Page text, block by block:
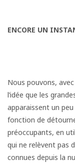
ENCORE UN
Nous pouvons,
l’idée que les
apparaissent un
fonction de
préoccupants, en
qui ne relèvent pas
connues depuis la